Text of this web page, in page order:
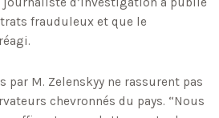
frauduleux et que le
par M. Zelenskyy ne rassurent pas
chevronnés du pays. “Nous